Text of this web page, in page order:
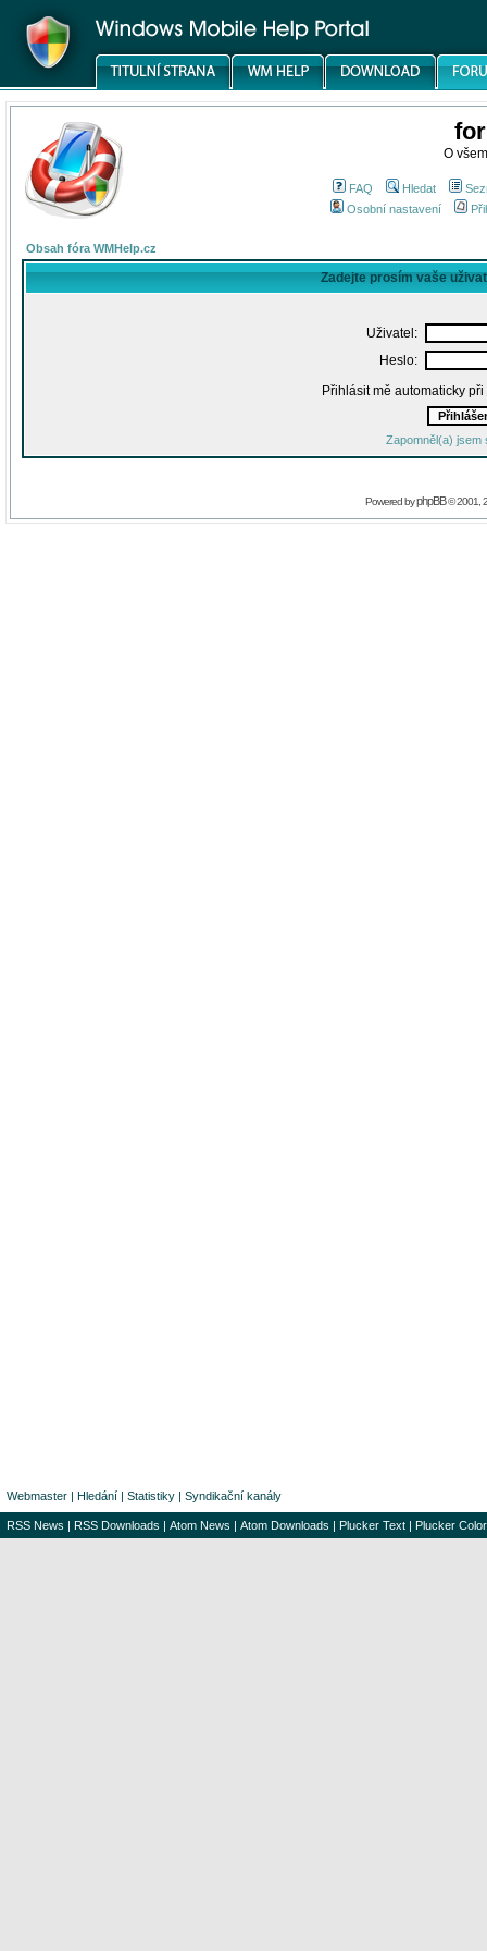
O
FAQ Hledat
Osobní nastavení
Obsah fóra WMHelp.cz
Zadejte prosím vaše
Uživatel:
Heslo:
Přihlásit mě automaticky
Zapomněl(a) jsem
Powered byphpBB© 2001,
Webmaster | Hledání | Statistiky | Syndikační kanály
RSS News | RSS Downloads | Atom News | Atom Downloads | Plucker Text | Plucker Color